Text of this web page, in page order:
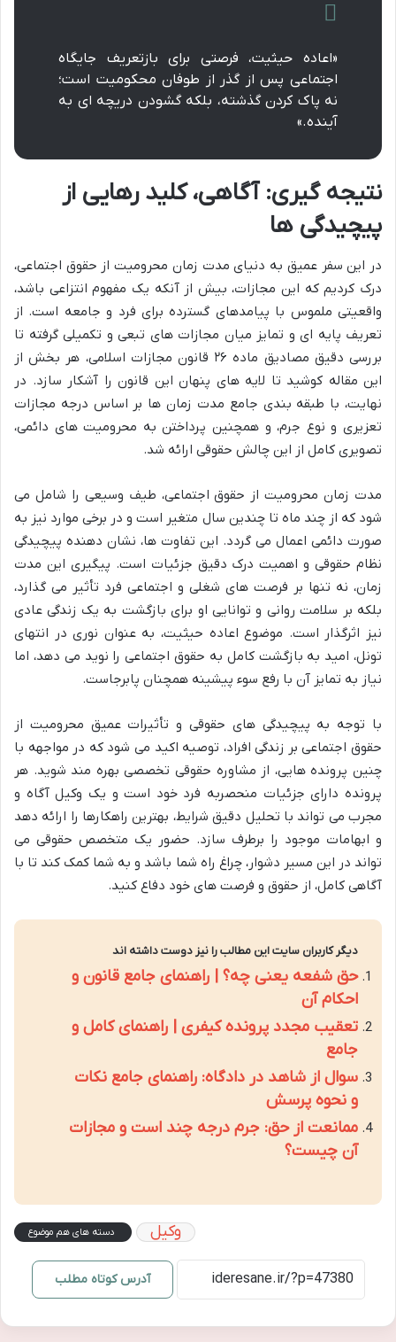
«اعاده حیثیت، فرصتی برای بازتعریف جایگاه
اجتماعی پس از گذر از طوفان محکومیت است؛
نه پاک کردن گذشته، بلکه گشودن دریچه ای به
آینده.»
نتیجه گیری: آگاهی، کلید رهایی از
پیچیدگی ها
در این سفر عمیق به دنیای مدت زمان محرومیت از حقوق اجتماعی،
درک کردیم که این مجازات، بیش از آنکه یک مفهوم انتزاعی باشد،
واقعیتی ملموس با پیامدهای گسترده برای فرد و جامعه است. از
تعریف پایه ای و تمایز میان مجازات های تبعی و تکمیلی گرفته تا
بررسی دقیق مصادیق ماده ۲۶ قانون مجازات اسلامی، هر بخش از
این مقاله کوشید تا لایه های پنهان این قانون را آشکار سازد. در
نهایت، با طبقه بندی جامع مدت زمان ها بر اساس درجه مجازات
تعزیری و نوع جرم، و همچنین پرداختن به محرومیت های دائمی،
تصویری کامل از این چالش حقوقی ارائه شد.
مدت زمان محرومیت از حقوق اجتماعی، طیف وسیعی را شامل می
شود که از چند ماه تا چندین سال متغیر است و در برخی موارد نیز به
صورت دائمی اعمال می گردد. این تفاوت ها، نشان دهنده پیچیدگی
نظام حقوقی و اهمیت درک دقیق جزئیات است. پیگیری این مدت
زمان، نه تنها بر فرصت های شغلی و اجتماعی فرد تأثیر می گذارد،
بلکه بر سلامت روانی و توانایی او برای بازگشت به یک زندگی عادی
نیز اثرگذار است. موضوع اعاده حیثیت، به عنوان نوری در انتهای
تونل، امید به بازگشت کامل به حقوق اجتماعی را نوید می دهد، اما
نیاز به تمایز آن با رفع سوء پیشینه همچنان پابرجاست.
با توجه به پیچیدگی های حقوقی و تأثیرات عمیق محرومیت از
حقوق اجتماعی بر زندگی افراد، توصیه اکید می شود که در مواجهه با
چنین پرونده هایی، از مشاوره حقوقی تخصصی بهره مند شوید. هر
پرونده دارای جزئیات منحصربه فرد خود است و یک وکیل آگاه و
مجرب می تواند با تحلیل دقیق شرایط، بهترین راهکارها را ارائه دهد
و ابهامات موجود را برطرف سازد. حضور یک متخصص حقوقی می
تواند در این مسیر دشوار، چراغ راه شما باشد و به شما کمک کند تا با
آگاهی کامل، از حقوق و فرصت های خود دفاع کنید.
دیگر کاربران سایت این مطالب را نیز دوست داشته اند
حق شفعه یعنی چه؟ | راهنمای جامع قانون و
احکام آن
تعقیب مجدد پرونده کیفری | راهنمای کامل و
جامع
سوال از شاهد در دادگاه: راهنمای جامع نکات
و نحوه پرسش
ممانعت از حق: جرم درجه چند است و مجازات
آن چیست؟
دسته های هم موضوع وکیل
آدرس کوتاه مطلب